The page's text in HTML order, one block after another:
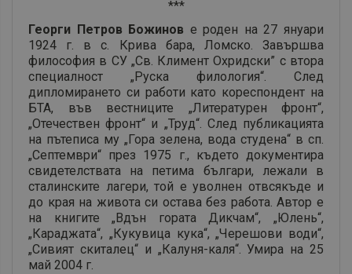
***
Георги Петров Божинов е роден на 27 януари
1924 г. в с. Крива бара, Ломско. Завършва
философия в СУ „Св. Климент Охридски” с втора
специалност „Руска филология“. След
дипломирането си работи като кореспондент на
БТА, във вестниците „Литературен фронт“,
„Отечествен фронт“ и „Труд“. След публикацията
на пътеписа му „Гора зелена, вода студена“ в сп.
„Септември“ през 1975 г., където документира
свидетелствата на петима българи, лежали в
сталинските лагери, той е уволнен отвсякъде и
до края на живота си остава без работа. Автор е
на книгите „Вдън гората Дикчам“, „Юлень“,
„Караджата“, „Кукувица кука“, „Черешови води“,
„Сивият скиталец“ и „Калуня-каля“. Умира на 25
май 2004 г.